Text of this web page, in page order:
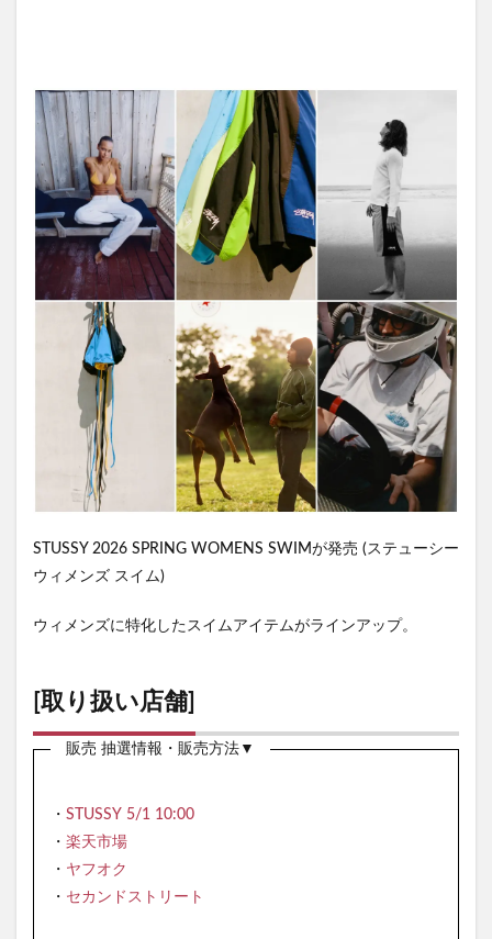
STUSSY 2026 SPRING WOMENS SWIMが発売 (ステューシー
ウィメンズ スイム)
ウィメンズに特化したスイムアイテムがラインアップ。
[取り扱い店舗]
販売 抽選情報・販売方法▼
・ STUSSY 5/1 10:00
・ 楽天市場
・ ヤフオク
・ セカンドストリート